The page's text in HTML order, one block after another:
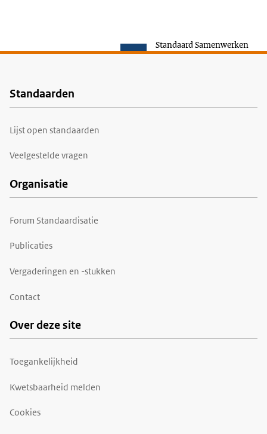
Standaard Samenwerken
Voet
Standaarden
Lijst open standaarden
Veelgestelde vragen
Organisatie
Forum Standaardisatie
Publicaties
Vergaderingen en -stukken
Contact
Over deze site
Toegankelijkheid
Kwetsbaarheid melden
Cookies